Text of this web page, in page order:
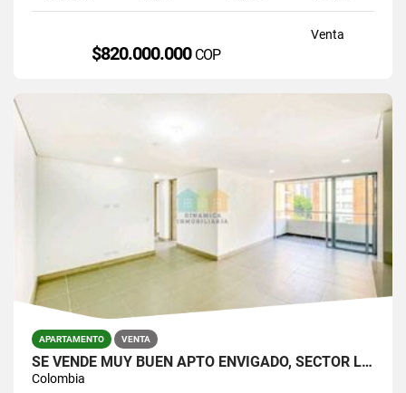
Venta
$820.000.000 COP
APARTAMENTO VENTA
SE VENDE MUY BUEN APTO ENVIGADO, SECTOR LA ABADIA,UNIDAD MUY COMPLETA.
Colombia